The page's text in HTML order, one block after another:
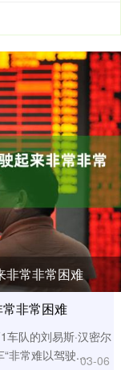
非常非常困难
非常困难
队的刘易斯·汉密尔
非常难以驾驶....03-06